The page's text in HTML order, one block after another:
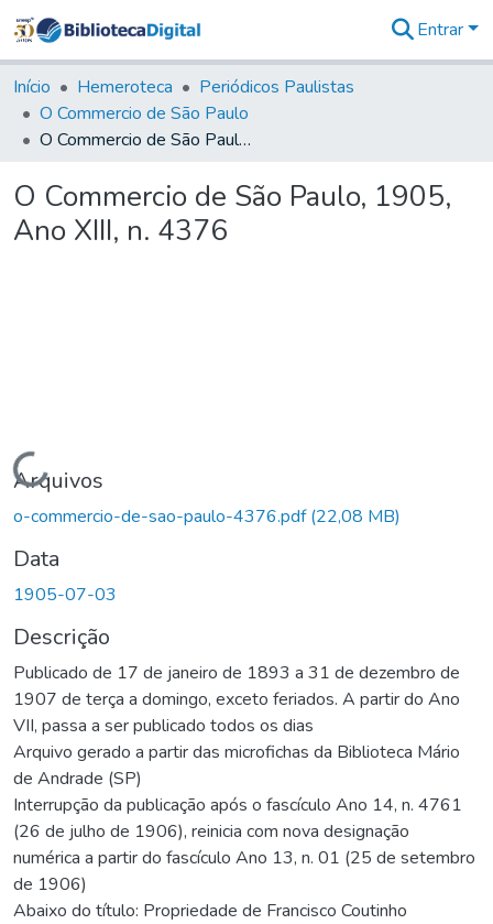
&
Coleções
Tudo na
Biblioteca
Estatísticas
Entrar
Início Hemeroteca
Periódicos Paulistas
O Commercio de São Paulo
O Commercio de São Paulo, 1905, Ano XIII, n. 4376
O Commercio de São Paulo, 1905,
Ano XIII, n. 4376
Carregando...
Arquivos
o-commercio-de-sao-paulo-4376.pdf(22,08 MB)
Data
1905-07-03
Descrição
Publicado de 17 de janeiro de 1893 a 31 de dezembro de
1907 de terça a domingo, exceto feriados. A partir do Ano
VII, passa a ser publicado todos os dias
Arquivo gerado a partir das microfichas da Biblioteca Mário
de Andrade (SP)
Interrupção da publicação após o fascículo Ano 14, n. 4761
(26 de julho de 1906), reinicia com nova designação
numérica a partir do fascículo Ano 13, n. 01 (25 de setembro
de 1906)
Abaixo do título: Propriedade de Francisco Coutinho